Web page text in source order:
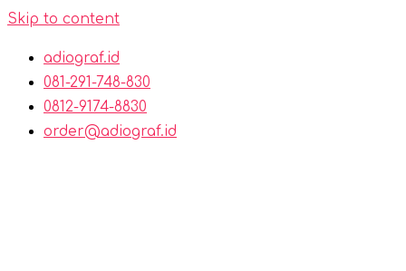
Skip to content
adiograf.id
081-291-748-830
0812-9174-8830
order@adiograf.id